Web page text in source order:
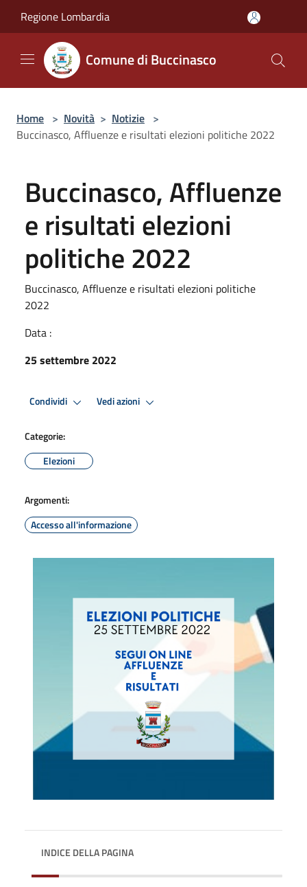
Regione Lombardia
Comune di Buccinasco
Home > Novità > Notizie >
Buccinasco, Affluenze e risultati elezioni politiche 2022
Buccinasco, Affluenze
e risultati elezioni
politiche 2022
Buccinasco, Affluenze e risultati elezioni politiche
2022
Data :
25 settembre 2022
Condividi Vedi azioni
Categorie:
Elezioni
Argomenti:
Accesso all'informazione
INDICE DELLA PAGINA